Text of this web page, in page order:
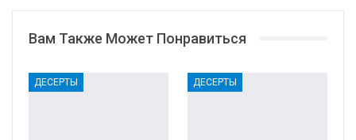
Вам Также Может Понравиться
ДЕСЕРТЫ ДЕСЕРТЫ